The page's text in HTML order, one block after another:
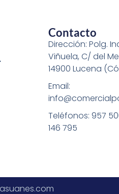
Contacto
Dirección: Polg.
Viñuela, C/ del
14900 Lucena
Email:
Teléfonos: 957
146 795